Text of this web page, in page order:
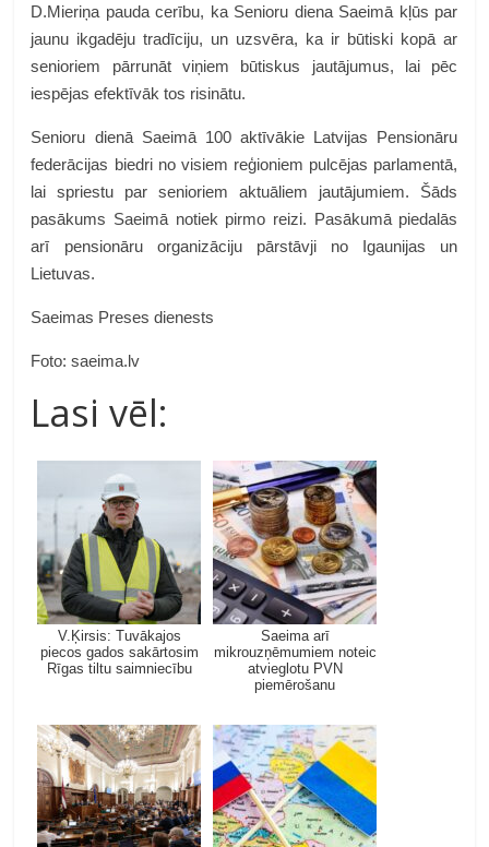
D.Mieriņa pauda cerību, ka Senioru diena Saeimā kļūs par
jaunu ikgadēju tradīciju, un uzsvēra, ka ir būtiski kopā ar
senioriem pārrunāt viņiem būtiskus jautājumus, lai pēc
iespējas efektīvāk tos risinātu.
Senioru dienā Saeimā 100 aktīvākie Latvijas Pensionāru
federācijas biedri no visiem reģioniem pulcējas parlamentā,
lai spriestu par senioriem aktuāliem jautājumiem. Šāds
pasākums Saeimā notiek pirmo reizi. Pasākumā piedalās
arī pensionāru organizāciju pārstāvji no Igaunijas un
Lietuvas.
Saeimas Preses dienests
Foto: saeima.lv
Lasi vēl:
V.Ķirsis: Tuvākajos
piecos gados sakārtosim
Rīgas tiltu saimniecību
Saeima arī
mikrouzņēmumiem noteic
atvieglotu PVN
piemērošanu